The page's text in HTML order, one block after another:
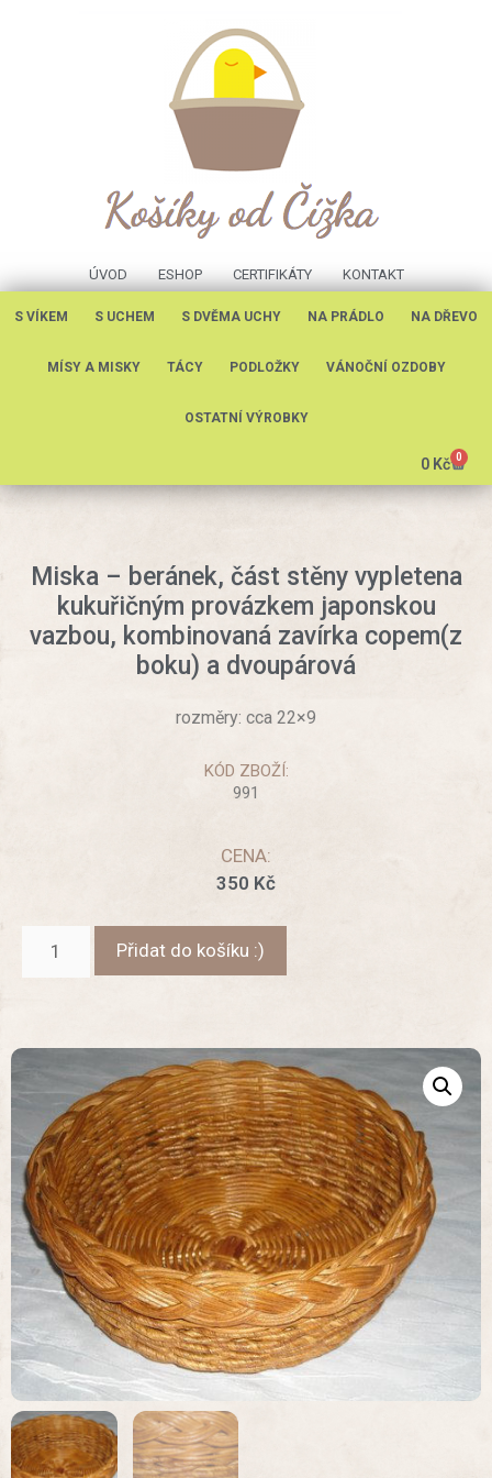
ÚVOD ESHOP CERTIFIKÁTY KONTAKT
S VÍKEM S UCHEM S DVĚMA UCHY NA PRÁDLO NA DŘEVO
MÍSY A MISKY TÁCY PODLOŽKY VÁNOČNÍ OZDOBY
OSTATNÍ VÝROBKY
0 Kč 0
Miska – beránek, část stěny vypletena
kukuřičným provázkem japonskou
vazbou, kombinovaná zavírka copem(z
boku) a dvoupárová
rozměry: cca 22×9
KÓD ZBOŽÍ:
991
CENA:
350 Kč
Přidat do košíku :)